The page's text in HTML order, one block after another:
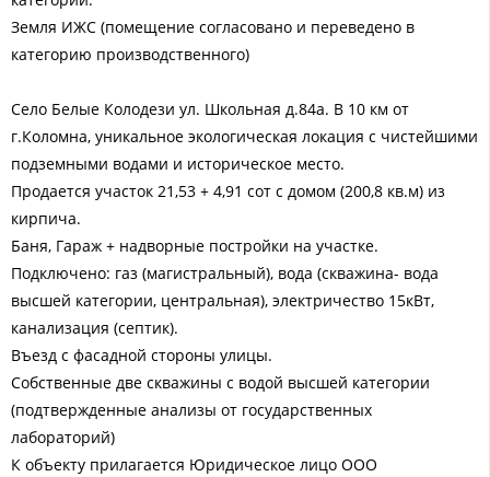
Земля ИЖС (помещение согласовано и переведено в
категорию производственного)
Село Белые Колодези ул. Школьная д.84а. В 10 км от
г.Коломна, уникальное экологическая локация с чистейшими
подземными водами и историческое место.
Продается участок 21,53 + 4,91 сот с домом (200,8 кв.м) из
кирпича.
Баня, Гараж + надворные постройки на участке.
Подключено: газ (магистральный), вода (скважина- вода
высшей категории, центральная), электричество 15кВт,
канализация (септик).
Въезд с фасадной стороны улицы.
Собственные две скважины с водой высшей категории
(подтвержденные анализы от государственных
лабораторий)
К объекту прилагается Юридическое лицо ООО